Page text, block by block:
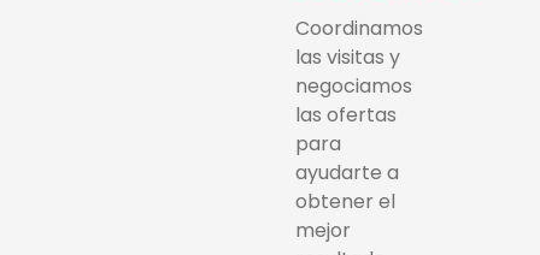
Coordinamos
las visitas y
negociamos
las ofertas
para
ayudarte a
obtener el
mejor